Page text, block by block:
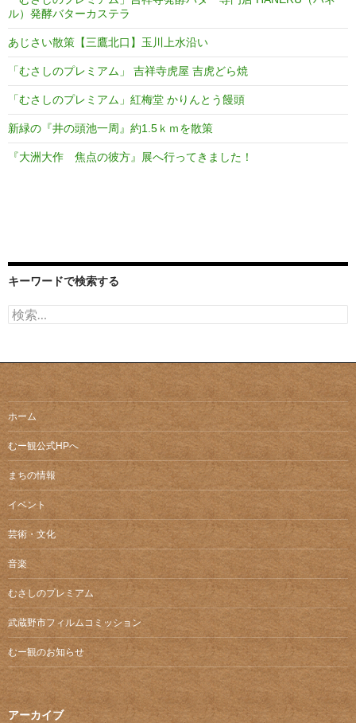
ル）発酵バターカステラ
あじさい散策【三鷹北口】玉川上水沿い
「むさしのプレミアム」 吉祥寺虎屋 吉虎どら焼
「むさしのプレミアム」紅梅堂 かりんとう饅頭
新緑の『井の頭池一周』約1.5ｋｍを散策
『大洲大作 焦点の彼方』展へ行ってきました！
キーワードで検索する
検
索:
ホーム
むー観公式HPへ
まちの情報
イベント
芸術・文化
音楽
むさしのプレミアム
武蔵野市フィルムコミッション
むー観のお知らせ
アーカイブ